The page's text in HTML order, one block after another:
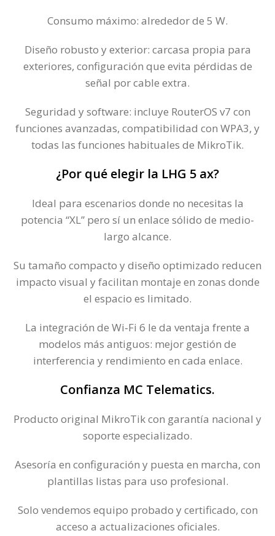
Consumo máximo: alrededor de 5 W.
Diseño robusto y exterior: carcasa propia para
exteriores, configuración que evita pérdidas de
señal por cable extra.
Seguridad y software: incluye RouterOS v7 con
funciones avanzadas, compatibilidad con WPA3, y
todas las funciones habituales de MikroTik.
¿Por qué elegir la LHG 5 ax?
Ideal para escenarios donde no necesitas la
potencia “XL” pero sí un enlace sólido de medio-
largo alcance.
Su tamaño compacto y diseño optimizado reducen
impacto visual y facilitan montaje en zonas donde
el espacio es limitado.
La integración de Wi‑Fi 6 le da ventaja frente a
modelos más antiguos: mejor gestión de
interferencia y rendimiento en cada enlace.
Confianza MC Telematics.
Producto original MikroTik con garantía nacional y
soporte especializado.
Asesoría en configuración y puesta en marcha, con
plantillas listas para uso profesional.
Solo vendemos equipo probado y certificado, con
acceso a actualizaciones oficiales.